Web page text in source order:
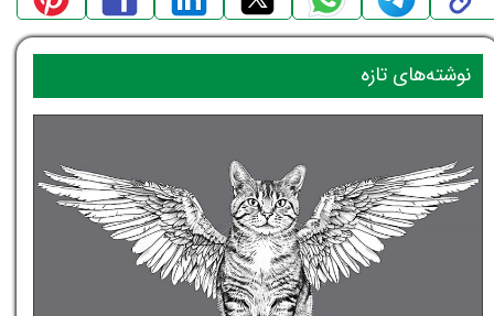
نوشته‌های تازه